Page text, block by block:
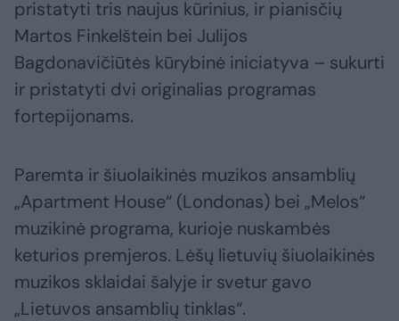
pristatyti tris naujus kūrinius, ir pianisčių
Martos Finkelštein bei Julijos
Bagdonavičiūtės kūrybinė iniciatyva – sukurti
ir pristatyti dvi originalias programas
fortepijonams.
Paremta ir šiuolaikinės muzikos ansamblių
„Apartment House“ (Londonas) bei „Melos“
muzikinė programa, kurioje nuskambės
keturios premjeros. Lėšų lietuvių šiuolaikinės
muzikos sklaidai šalyje ir svetur gavo
„Lietuvos ansamblių tinklas“.